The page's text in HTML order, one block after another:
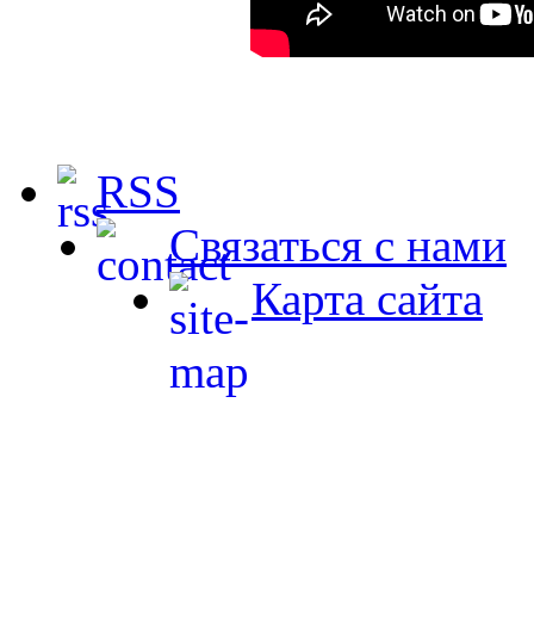
RSS
Связаться с нами
Карта сайта